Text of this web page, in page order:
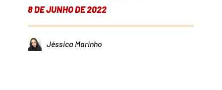
8 DE JUNHO DE 2022
Jéssica Marinho